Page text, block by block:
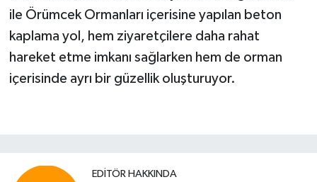
ile Örümcek Ormanları içerisine yapılan beton
kaplama yol, hem ziyaretçilere daha rahat
hareket etme imkanı sağlarken hem de orman
içerisinde ayrı bir güzellik oluşturuyor.
EDITÖR HAKKINDA